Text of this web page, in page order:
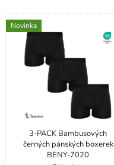
Novinka
3-PACK Bambusových
černých pánských boxerek
BENY-7020